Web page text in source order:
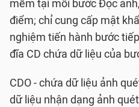
mềm tại mỗi bước Đọc
điểm; chỉ cung cấp mật
nghiệm tiến hành bước
đĩa CD chứa dữ liệu của
CDO - chứa dữ liệu ảnh
dữ liệu nhận dạng ảnh